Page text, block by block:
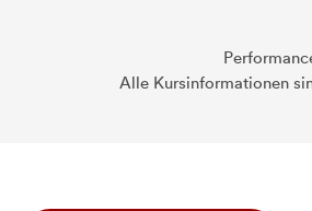
Alle Kursinformationen